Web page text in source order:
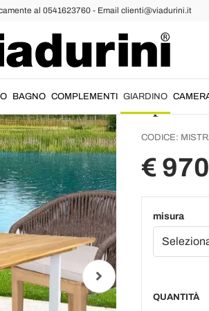
al 0541623760 - Email clienti@viadurini.it
BAGNO COMPLEMENTI GIARDINO
con
CODICE:
€
misura
QUANTITÀ